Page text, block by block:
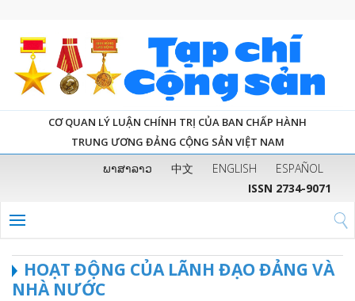
CƠ QUAN LÝ LUẬN CHÍNH TRỊ CỦA BAN CHẤP HÀNH
TRUNG ƯƠNG ĐẢNG CỘNG SẢN VIỆT NAM
ພາສາລາວ 中文 ENGLISH
ESPAÑOL
ISSN 2734-9071
HOẠT ĐỘNG CỦA LÃNH ĐẠO ĐẢNG VÀ
NHÀ NƯỚC